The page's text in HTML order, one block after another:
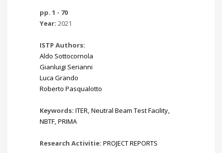
pp. 1 - 70
Year: 2021
ISTP Authors:
Aldo Sottocornola
Gianluigi Serianni
Luca Grando
Roberto Pasqualotto
Keywords: ITER, Neutral Beam Test Facility,
NBTF, PRIMA
Research Activitie: PROJECT REPORTS